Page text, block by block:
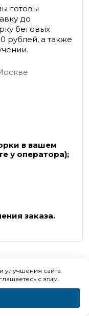
готовы
до
беговых
рублей, а также
в вашем
у оператора);
заказа.
улучшения сайта.
с этим.